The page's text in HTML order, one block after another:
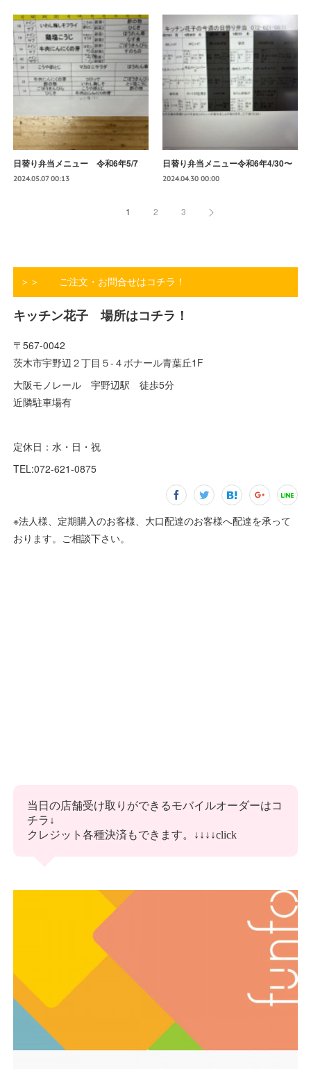
日替り弁当メニュー 令和6年5/7
2024.05.07 00:13
日替り弁当メニュー令和6年4/30〜
2024.04.30 00:00
1 2 3
＞＞ ご注文・お問合せはコチラ！
キッチン花子 場所はコチラ！
〒567-0042
茨木市宇野辺２丁目５-４ボナール青葉丘1F
大阪モノレール 宇野辺駅 徒歩5分
近隣駐車場有
定休日：水・日・祝
TEL:072-621-0875
※法人様、定期購入のお客様、大口配達のお客様へ配達を承って
おります。ご相談下さい。